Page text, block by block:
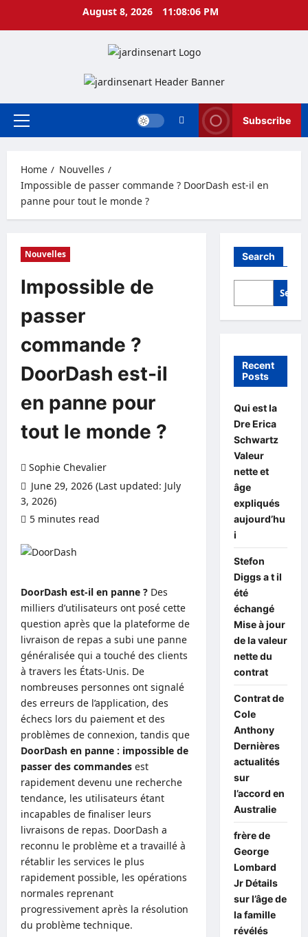
August 8, 2026 11:08:07 PM
Primary
Subscribe
Home
Nouvelles
Impossible de passer commande ? DoorDash est-il en
panne pour tout le monde ?
Nouvelles
Impossible de
passer
commande ?
DoorDash est-il
en panne pour
tout le monde ?
Sophie Chevalier
June 29, 2026 (Last updated: July
3, 2026)
5 minutes read
DoorDash est-il en panne ? Des
milliers d’utilisateurs ont posé cette
question après que la plateforme de
livraison de repas a subi une panne
généralisée qui a touché des clients
à travers les États-Unis. De
nombreuses personnes ont signalé
des erreurs de l’application, des
échecs lors du paiement et des
problèmes de connexion, tandis que
DoorDash en panne : impossible de
passer des commandes est
rapidement devenu une recherche
tendance, les utilisateurs étant
incapables de finaliser leurs
livraisons de repas. DoorDash a
reconnu le problème et a travaillé à
rétablir les services le plus
rapidement possible, les opérations
normales reprenant
progressivement après la résolution
du problème technique.
Search
Recent
Posts
Qui est la
Dre Erica
Schwartz
Valeur
nette et
âge
expliqués
aujourd’hu
i
Stefon
Diggs a t il
été
échangé
Mise à jour
de la valeur
nette du
contrat
Contrat de
Cole
Anthony
Dernières
actualités
sur
l’accord en
Australie
frère de
George
Lombard
Jr Détails
sur l’âge de
la famille
révélés